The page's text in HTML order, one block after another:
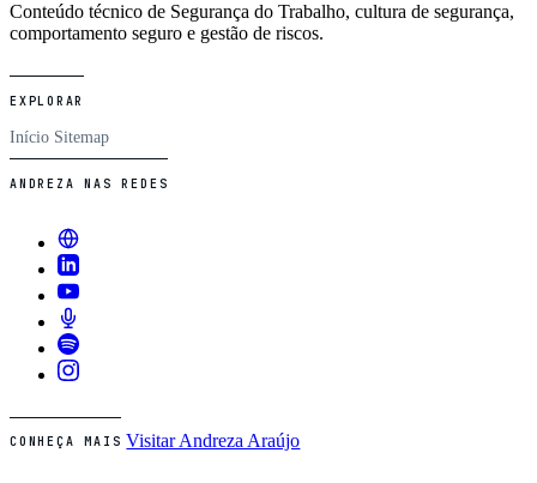
Conteúdo técnico de Segurança do Trabalho, cultura de segurança,
comportamento seguro e gestão de riscos.
EXPLORAR
Início Sitemap
ANDREZA NAS REDES
CONHEÇA MAIS Visitar Andreza Araújo